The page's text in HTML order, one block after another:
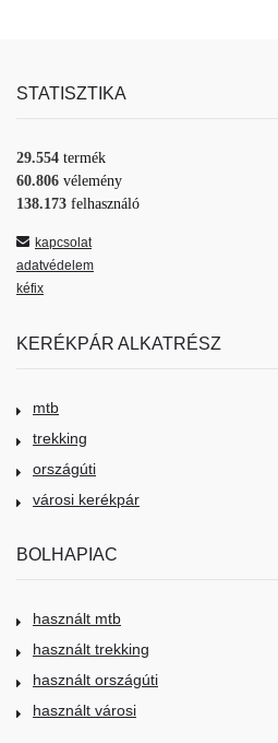
STATISZTIKA
29.554 termék
60.806 vélemény
138.173 felhasználó
kapcsolat
adatvédelem
kéfix
KERÉKPÁR ALKATRÉSZ
mtb
trekking
országúti
városi kerékpár
BOLHAPIAC
használt mtb
használt trekking
használt országúti
használt városi